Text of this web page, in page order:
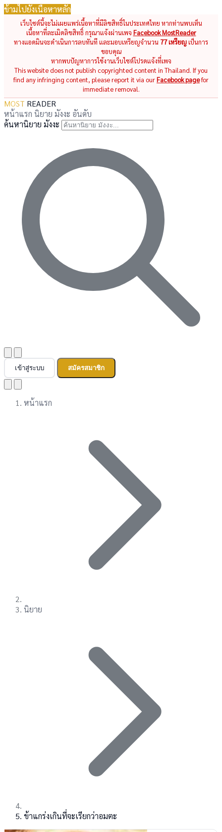
ข้ามไปยังเนื้อหาหลัก
เว็บไซต์นี้จะไม่เผยแพร่เนื้อหาที่มีลิขสิทธิ์ในประเทศไทย หากท่านพบเห็น
เนื้อหาที่ละเมิดลิขสิทธิ์ กรุณาแจ้งผ่านเพจ Facebook MostReader
ทางแอดมินจะดำเนินการลบทันที และมอบเหรียญจำนวน 77 เหรียญเป็นการ
ขอบคุณ
หากพบปัญหาการใช้งานเว็บไซต์โปรดแจ้งที่เพจ
This website does not publish copyrighted content in Thailand. If you
find any infringing content, please report it via ourFacebook pagefor
immediate removal.
MOST READER
หน้าแรก นิยาย มังงะ อันดับ
ค้นหานิยาย มังงะ
เข้าสู่ระบบ สมัครสมาชิก
หน้าแรก
นิยาย
ข้าแกร่งเกินที่จะเรียกว่าอมตะ